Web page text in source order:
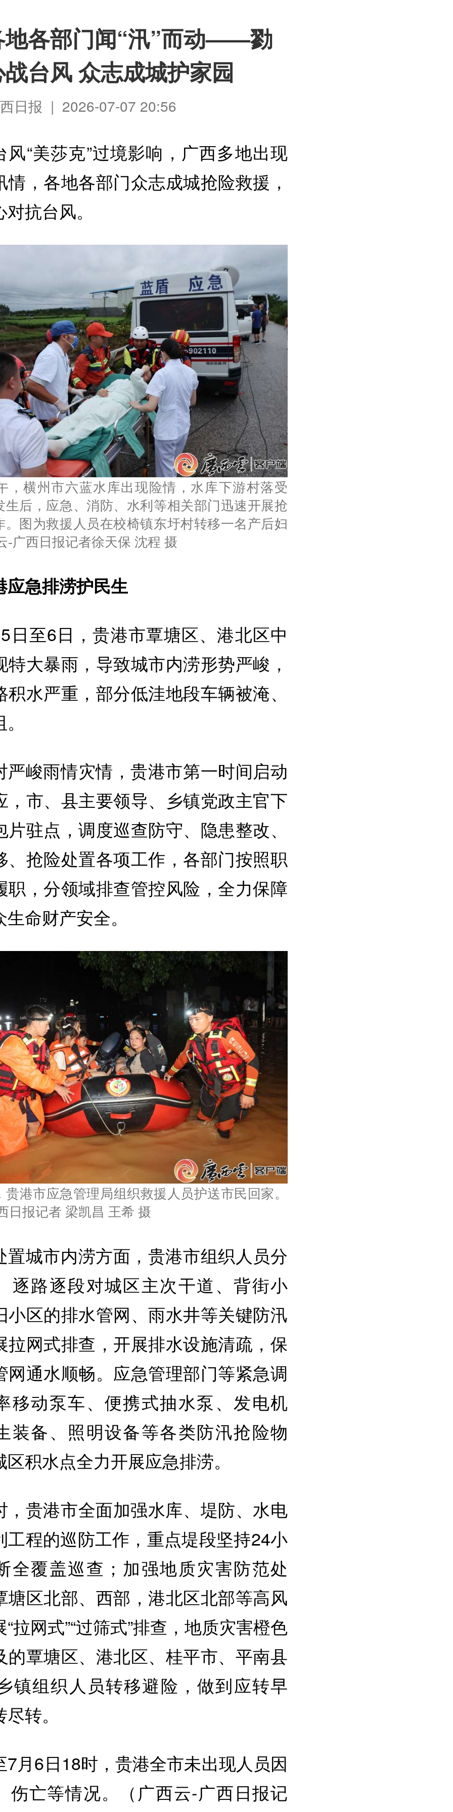
地各部门闻“汛”而动——勠
台风 众志成城护家园
日报 | 2026-07-07 20:56
风“美莎克”过境影响，广西多地出现
情，各地各部门众志成城抢险救援，
抗台风。
，横州市六蓝水库出现险情，水库下游村落受
生后，应急、消防、水利等相关部门迅速开展抢
。图为救援人员在校椅镇东圩村转移一名产后妇
-广西日报记者徐天保 沈程 摄
应急排涝护民生
日至6日，贵港市覃塘区、港北区中
特大暴雨，导致城市内涝形势严峻，
水严重，部分低洼地段车辆被淹、
严峻雨情灾情，贵港市第一时间启动
，市、县主要领导、乡镇党政主官下
驻点，调度巡查防守、隐患整改、
、抢险处置各项工作，各部门按照职
职，分领域排查管控风险，全力保障
命财产安全。
贵港市应急管理局组织救援人员护送市民回家。
日报记者 梁凯昌 王希 摄
置城市内涝方面，贵港市组织人员分
逐路逐段对城区主次干道、背街小
小区的排水管网、雨水井等关键防汛
拉网式排查，开展排水设施清疏，保
网通水顺畅。应急管理部门等紧急调
移动泵车、便携式抽水泵、发电机
装备、照明设备等各类防汛抢险物
积水点全力开展应急排涝。
，贵港市全面加强水库、堤防、水电
工程的巡防工作，重点堤段坚持24小
全覆盖巡查；加强地质灾害防范处
塘区北部、西部，港北区北部等高风
拉网式”“过筛式”排查，地质灾害橙色
的覃塘区、港北区、桂平市、平南县
镇组织人员转移避险，做到应转早
转。
7月6日18时，贵港全市未出现人员因
伤亡等情况。（广西云-广西日报记